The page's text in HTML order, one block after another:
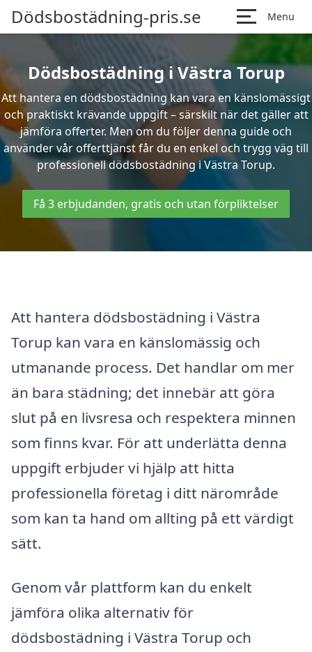
Dödsbostädning-pris.se Menu
Dödsbostädning i Västra Torup
Att hantera en dödsbostädning kan vara en känslomässigt
och praktiskt krävande uppgift – särskilt när det gäller att
jämföra offerter. Men om du följer denna guide och
använder vår offerttjänst får du en enkel och trygg väg till
professionell dödsbostädning i Västra Torup.
Få 3 erbjudanden, gratis och utan förpliktelser
Att hantera dödsbostädning i Västra
Torup kan vara en känslomässig och
utmanande process. Det handlar om mer
än bara städning; det innebär att göra
slut på en livsresa och respektera minnen
som finns kvar. För att underlätta denna
uppgift erbjuder vi hjälp att hitta
professionella företag i ditt närområde
som kan ta hand om allting på ett värdigt
sätt.
Genom vår plattform kan du enkelt
jämföra olika alternativ för
dödsbostädning i Västra Torup och